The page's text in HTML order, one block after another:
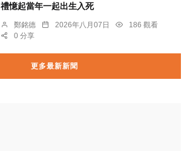
禮憶起當年一起出生入死
鄭銘德 2026年八月07日
186 觀看
0 分享
更多最新新聞